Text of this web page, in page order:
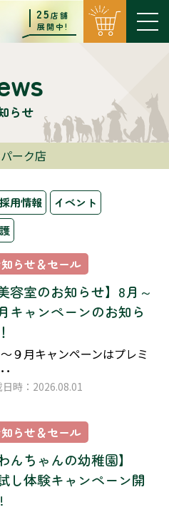
25店舗
展開中!
らせ
ーク店
採用情報
イベント
らせ＆セール
美容室のお知らせ】8月～
キャンペーンのお知ら
９月キャンペーンはプレミ
･
日時：2026.08.01
らせ＆セール
わんちゃんの幼稚園】
し体験キャンペーン開